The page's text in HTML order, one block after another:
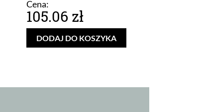
Cena:
105.06 zł
DODAJ DO KOSZYKA